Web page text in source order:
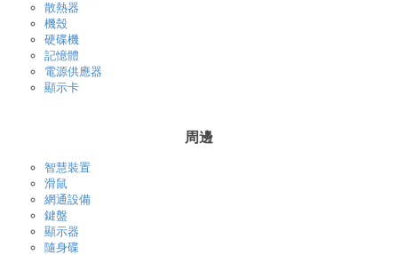
散熱器
機殼
硬碟機
記憶體
電源供應器
顯示卡
周邊
智慧裝置
滑鼠
網通設備
鍵盤
顯示器
隨身碟